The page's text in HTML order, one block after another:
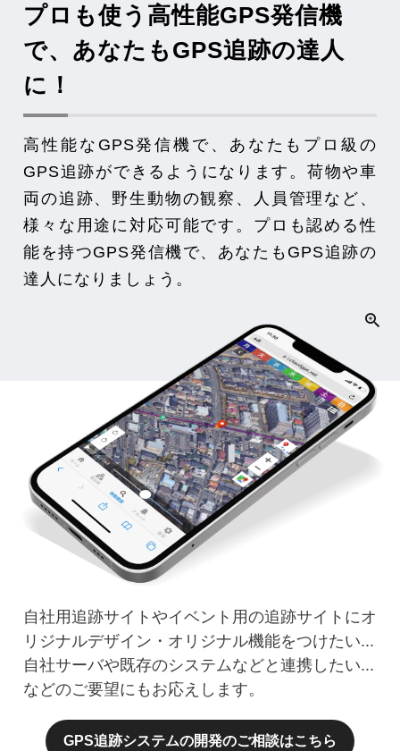
プロも使う高性能GPS発信機
で、 あなたもGPS追跡の達人
に！
高性能なGPS発信機で、あなたもプロ級の
GPS追跡ができるようになります。荷物や車
両の追跡、野生動物の観察、人員管理など、
様々な用途に対応可能です。プロも認める性
能を持つGPS発信機で、あなたもGPS追跡の
達人になりましょう。
自社用追跡サイトやイベント用の追跡サイトにオ
リジナルデザイン・オリジナル機能をつけたい...
自社サーバや既存のシステムなどと連携したい...
などのご要望にもお応えします。
GPS追跡システムの開発のご相談はこちら